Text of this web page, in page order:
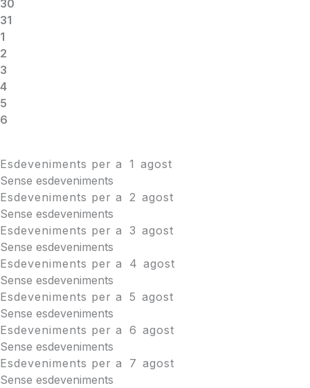
30
31
1
2
3
4
5
6
Esdeveniments per a 1 agost
Sense esdeveniments
Esdeveniments per a
2 agost
Sense esdeveniments
Esdeveniments per a 3 agost
Sense esdeveniments
Esdeveniments per a
4 agost
Sense esdeveniments
Esdeveniments per a 5 agost
Sense esdeveniments
Esdeveniments per a 6 agost
Sense esdeveniments
Esdeveniments per a
7 agost
Sense esdeveniments